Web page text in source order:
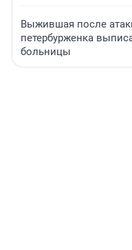
Выжившая после
петербурженка
больницы